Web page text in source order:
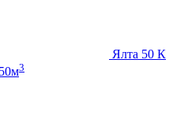
Ялта 50 К
3